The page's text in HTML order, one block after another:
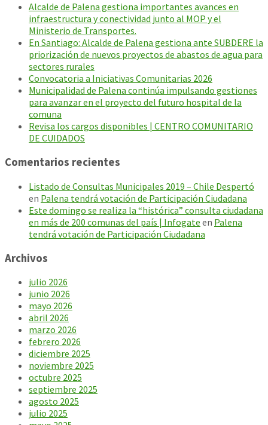
Alcalde de Palena gestiona importantes avances en
infraestructura y conectividad junto al MOP y el
Ministerio de Transportes.
En Santiago: Alcalde de Palena gestiona ante SUBDERE la
priorización de nuevos proyectos de abastos de agua para
sectores rurales
Convocatoria a Iniciativas Comunitarias 2026
Municipalidad de Palena continúa impulsando gestiones
para avanzar en el proyecto del futuro hospital de la
comuna
Revisa los cargos disponibles | CENTRO COMUNITARIO
DE CUIDADOS
Comentarios recientes
Listado de Consultas Municipales 2019 – Chile Despertó
en Palena tendrá votación de Participación Ciudadana
Este domingo se realiza la “histórica” consulta ciudadana
en más de 200 comunas del país | Infogate en Palena
tendrá votación de Participación Ciudadana
Archivos
julio 2026
junio 2026
mayo 2026
abril 2026
marzo 2026
febrero 2026
diciembre 2025
noviembre 2025
octubre 2025
septiembre 2025
agosto 2025
julio 2025